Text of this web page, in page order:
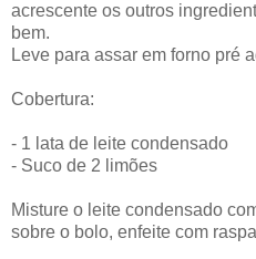
acrescente os outros
bem.
Leve para assar em forno pré
Cobertura:
- 1 lata de leite condensado
- Suco de 2 limões
Misture o leite condensado
sobre o bolo, enfeite com